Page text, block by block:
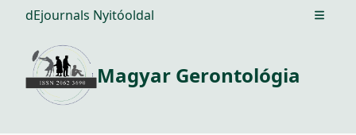
dEjournals Nyitóoldal Open
Magyar Gerontológia